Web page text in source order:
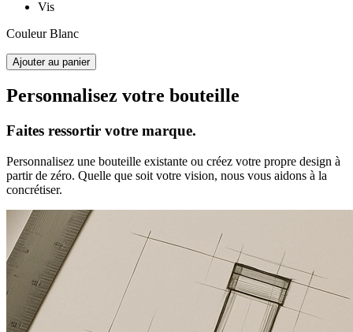
Vis
CouleurBlanc
Ajouter au panier
Personnalisez votre bouteille
Faites ressortir votre marque.
Personnalisez une bouteille existante ou créez votre propre design à
partir de zéro. Quelle que soit votre vision, nous vous aidons à la
concrétiser.